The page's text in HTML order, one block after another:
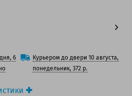
6
Курьером до двери 10 августа,
понедельник, 372 р.